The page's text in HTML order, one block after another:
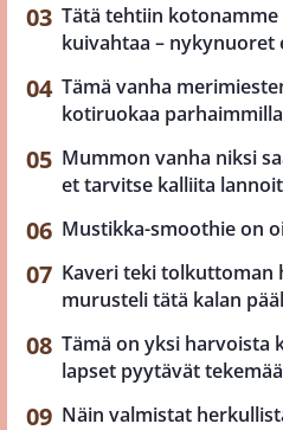
Tätä tehtiin
kuivahtaa – nykynuoret
Tämä vanha
kotiruokaa
Mummon vanha niksi
et tarvitse kalliita
Mustikka-smoothie on
Kaveri teki tolkuttoman
murusteli tätä kalan
Tämä on yksi harvoista
lapset pyytävät
Näin valmistat